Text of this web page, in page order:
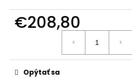
€208,80
Opýtať sa
p
o